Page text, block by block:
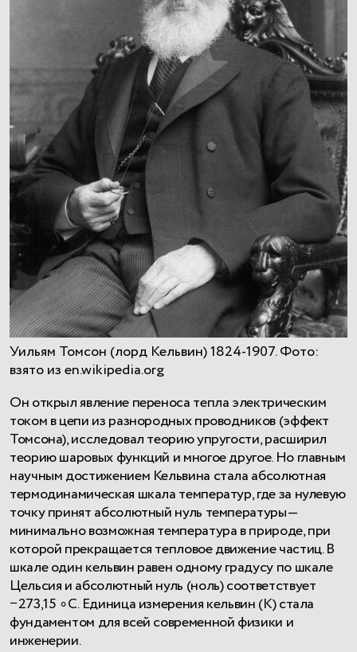
Уильям Томсон (лорд Кельвин) 1824-1907. Фото:
взято из en.wikipedia.org
Он открыл явление переноса тепла электрическим
током в цепи из разнородных проводников (эффект
Томсона), исследовал теорию упругости, расширил
теорию шаровых функций и многое другое. Но главным
научным достижением Кельвина стала абсолютная
термодинамическая шкала температур, где за нулевую
точку принят абсолютный нуль температуры—
минимально возможная температура в природе, при
которой прекращается тепловое движение частиц. В
шкале один кельвин равен одному градусу по шкале
Цельсия и абсолютный нуль (ноль) соответствует
−273,15 ∘C. Единица измерения кельвин (К) стала
фундаментом для всей современной физики и
инженерии.